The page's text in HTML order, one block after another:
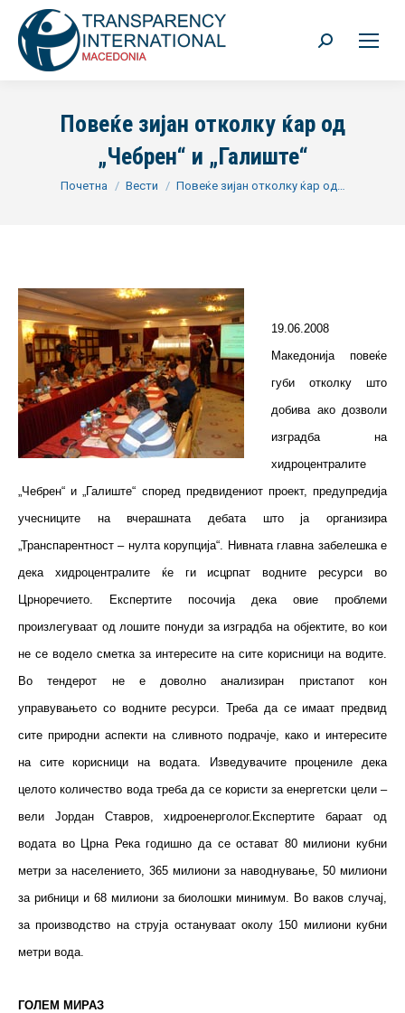
Search:
Повеќе зијан отколку ќар од
„Чебрен“ и „Галиште“
You are here:
Почетна Вести Повеќе зијан отколку ќар од…
19.06.2008
Македонија повеќе
губи отколку што
добива ако дозволи
изградба на
хидроцентралите
„Чебрен“ и „Галиште“ според предвидениот проект, предупредија
учесниците на вчерашната дебата што ја организира
„Транспарентност – нулта корупција“. Нивната главна забелешка е
дека хидроцентралите ќе ги исцрпат водните ресурси во
Црноречието. Експертите посочија дека овие проблеми
произлегуваат од лошите понуди за изградба на објектите, во кои
не се водело сметка за интересите на сите корисници на водите.
Во тендерот не е доволно анализиран пристапот кон
управувањето со водните ресурси. Треба да се имаат предвид
сите природни аспекти на сливното подрачје, како и интересите
на сите корисници на водата. Изведувачите процениле дека
целото количество вода треба да се користи за енергетски цели –
вели Јордан Ставров, хидроенерголог.Експертите бараат од
водата во Црна Река годишно да се остават 80 милиони кубни
метри за населението, 365 милиони за наводнување, 50 милиони
за рибници и 68 милиони за биолошки минимум. Во ваков случај,
за производство на струја остануваат околу 150 милиони кубни
метри вода.
ГОЛЕМ МИРАЗ